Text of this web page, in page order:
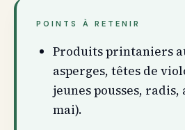
POINTS À RETENIR
Produits printaniers
asperges, têtes de
jeunes pousses,
mai).